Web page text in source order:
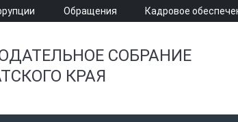
Обращения Кадровое
СОБРАНИЕ
КРАЯ